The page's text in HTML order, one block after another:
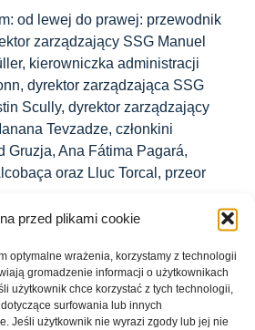
przed plikami cookie
optymalne wrażenia, korzystamy z technologii
gromadzenie informacji o użytkownikach
użytkownik chce korzystać z tych technologii,
surfowania lub innych
Jeśli użytkownik nie wyrazi zgody lub jej nie
od lewej do prawej: przewodnik
zarządzający SSG Manuel
kierowniczka administracji
dyrektor zarządzająca SSG
Scully, dyrektor zarządzający
Tevzadze, członkini
Gruzja, Ana Fátima Pagará,
oraz Lluc Torcal, przeor